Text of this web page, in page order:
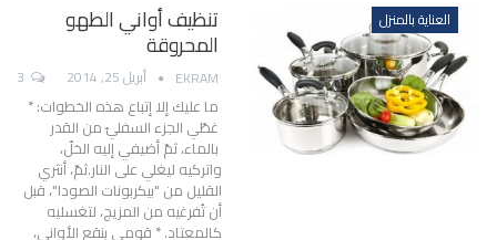
العناية بالمنزل تنظيف أواني الطهو
المحروقة
EKRAM أبريل 25, 2014
ما عليك إلا إتباع هذه الخطوات: *
غطّي الجزء السفليّ من القدر
بالماء، ثمّ أضيفي إليه الخلّ،
واتركيه ليغلي على النار.ثمّ، أنثري
القليل من "بيكربونات الصودا"، قبل
أن تُفرغيه من المزيج، لتغسليه
كالمعتاد. * قومي بنقع الأواني،